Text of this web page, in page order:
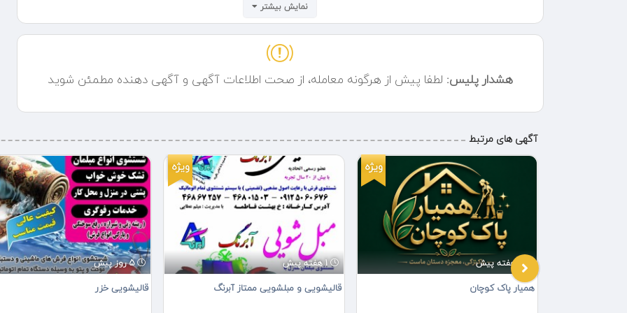
نمایش بیشتر
هشدار پلیس: لطفا پیش از هرگونه معامله، از صحت اطلاعات آگهی و آگهی دهنده مطمئن شوید
آگهی های مرتبط
5 روز پیش
قالیشویی خزر
ویژه
1 هفته پیش
قالیشویی و مبلشویی ممتاز آبرنگ
ویژه
1 هفته پیش
همیار پاک کوچان